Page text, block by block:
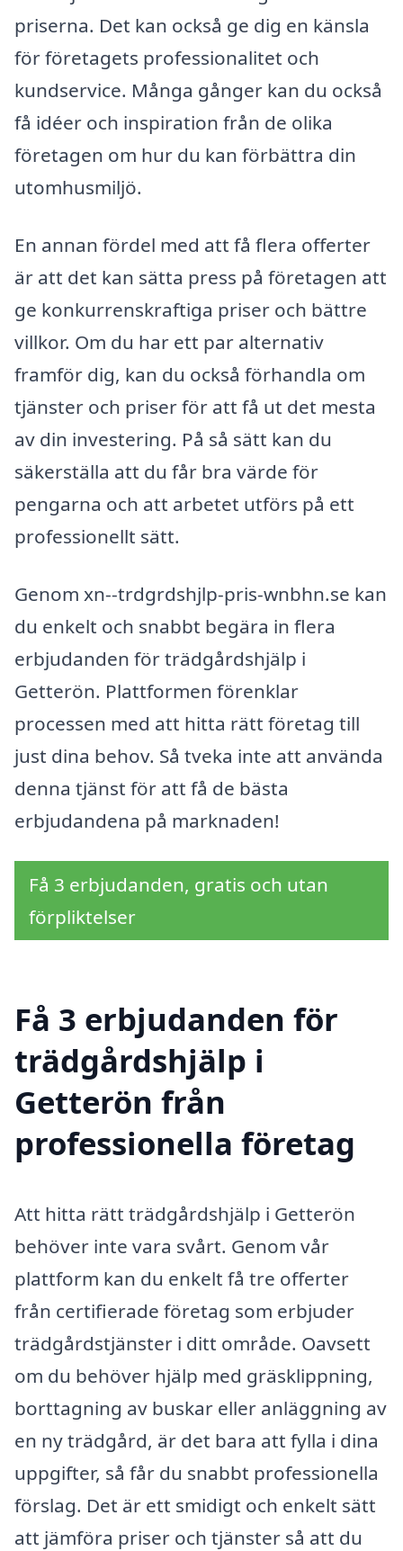
priserna. Det kan också ge dig en känsla
för företagets professionalitet och
kundservice. Många gånger kan du också
få idéer och inspiration från de olika
företagen om hur du kan förbättra din
utomhusmiljö.
En annan fördel med att få flera offerter
är att det kan sätta press på företagen att
ge konkurrenskraftiga priser och bättre
villkor. Om du har ett par alternativ
framför dig, kan du också förhandla om
tjänster och priser för att få ut det mesta
av din investering. På så sätt kan du
säkerställa att du får bra värde för
pengarna och att arbetet utförs på ett
professionellt sätt.
Genom xn--trdgrdshjlp-pris-wnbhn.se kan
du enkelt och snabbt begära in flera
erbjudanden för trädgårdshjälp i
Getterön. Plattformen förenklar
processen med att hitta rätt företag till
just dina behov. Så tveka inte att använda
denna tjänst för att få de bästa
erbjudandena på marknaden!
Få 3 erbjudanden, gratis och utan
förpliktelser
Få 3 erbjudanden för
trädgårdshjälp i
Getterön från
professionella företag
Att hitta rätt trädgårdshjälp i Getterön
behöver inte vara svårt. Genom vår
plattform kan du enkelt få tre offerter
från certifierade företag som erbjuder
trädgårdstjänster i ditt område. Oavsett
om du behöver hjälp med gräsklippning,
borttagning av buskar eller anläggning av
en ny trädgård, är det bara att fylla i dina
uppgifter, så får du snabbt professionella
förslag. Det är ett smidigt och enkelt sätt
att jämföra priser och tjänster så att du